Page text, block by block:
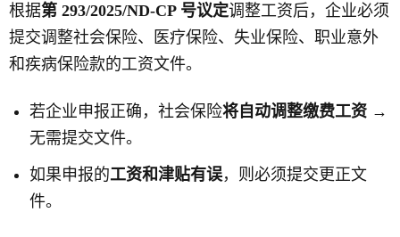
根据第 293/2025/ND-CP 号议定调整工资后，企业必须
提交调整社会保险、医疗保险、失业保险、职业意外
和疾病保险款的工资文件。
若企业申报正确，社会保险将自动调整缴费工资 →
无需提交文件。
如果申报的工资和津贴有误，则必须提交更正文
件。